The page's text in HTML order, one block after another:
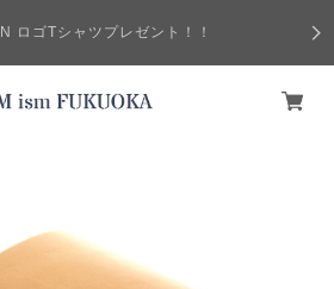
ロゴTシャツプレゼント！！